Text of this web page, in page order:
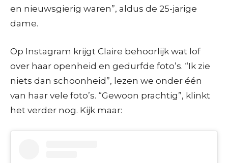
en nieuwsgierig waren”, aldus de 25-jarige
dame.
Op Instagram krijgt Claire behoorlijk wat lof
over haar openheid en gedurfde foto’s. “Ik zie
niets dan schoonheid”, lezen we onder één
van haar vele foto’s. “Gewoon prachtig”, klinkt
het verder nog. Kijk maar: